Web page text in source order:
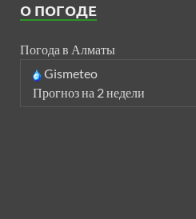
О ПОГОДЕ
Погода в Алматы
Gismeteo
Прогноз на 2 недели